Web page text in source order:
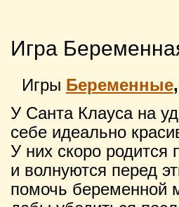
Игра
Игры Беременные,
У Санта Клауса на
себе идеально
У них скоро родится
и волнуются перед
помочь беременной